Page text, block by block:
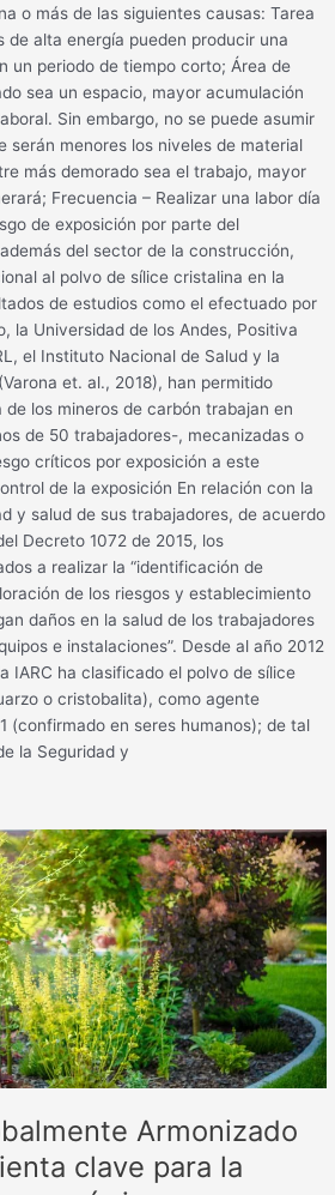
o más de las siguientes causas: Tarea
de alta energía pueden producir una
un periodo de tiempo corto; Área de
sea un espacio, mayor acumulación
Sin embargo, no se puede asumir
serán menores los niveles de material
más demorado sea el trabajo, mayor
Frecuencia – Realizar una labor día
de exposición por parte del
del sector de la construcción,
al polvo de sílice cristalina en la
de estudios como el efectuado por
la Universidad de los Andes, Positiva
el Instituto Nacional de Salud y la
et. al., 2018), han permitido
los mineros de carbón trabajan en
de 50 trabajadores-, mecanizadas o
críticos por exposición a este
de la exposición En relación con la
y salud de sus trabajadores, de acuerdo
Decreto 1072 de 2015, los
a realizar la “identificación de
de los riesgos y establecimiento
daños en la salud de los trabajadores
e instalaciones”. Desde al año 2012
IARC ha clasificado el polvo de sílice
o cristobalita), como agente
(confirmado en seres humanos); de tal
la Seguridad y
Armonizado
clave para la